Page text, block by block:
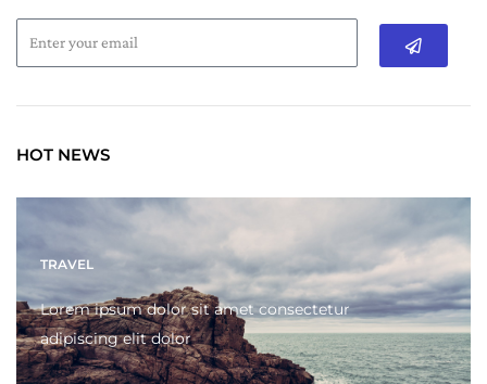
Submit
HOT NEWS
TRAVEL
Lorem ipsum dolor sit amet consectetur
adipiscing elit dolor